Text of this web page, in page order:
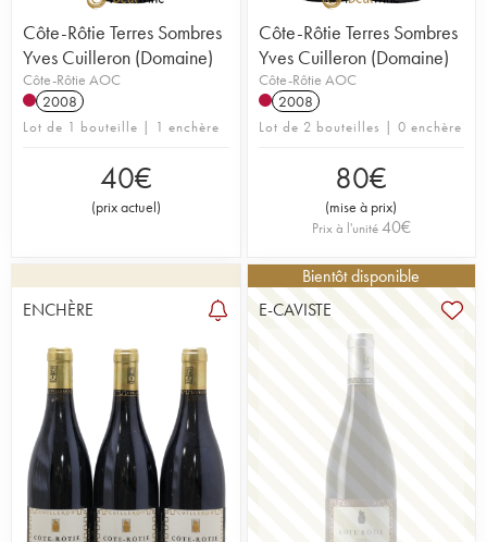
Côte-Rôtie Terres Sombres
Yves Cuilleron (Domaine)
Côte-Rôtie AOC
2008
Lot de 1 bouteille | 1 enchère
40€
(prix actuel)
Côte-Rôtie Terres Sombres
Yves Cuilleron (Domaine)
Côte-Rôtie AOC
2008
Lot de 2 bouteilles | 0 enchère
80€
(mise à prix)
Prix à l'unité40€
ENCHÈRE
Bientôt disponible
E-CAVISTE